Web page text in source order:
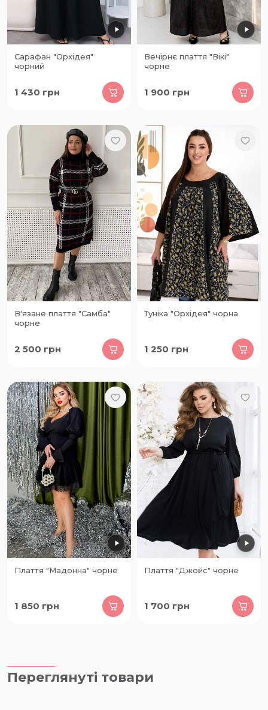
Сарафан "Орхідея"
чорний
1 430 грн
Вечірнє плаття "Вікі"
чорне
1 900 грн
В'язане плаття "Самба"
чорне
2 500 грн
Туніка "Орхідея" чорна
1 250 грн
Плаття "Мадонна" чорне
1 850 грн
Плаття "Джойс" чорне
1 700 грн
Переглянуті товари